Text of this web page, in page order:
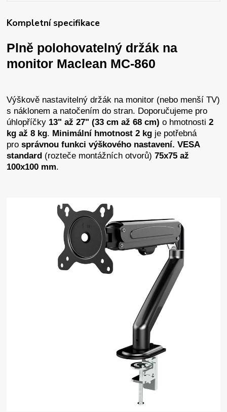
Kompletní specifikace
Plně polohovatelný držák na
monitor Maclean MC-860
Výškově nastavitelný držák na monitor (nebo menší TV)
s náklonem a natočením do stran. Doporučujeme pro
úhlopříčky 13" až 27" (33 cm až 68 cm) o hmotnosti2
kg až 8 kg. Minimální hmotnost 2 kg je potřebná
prosprávnou funkci výškového nastavení. VESA
standard (rozteče montážních otvorů)75x75 až
100x100 mm.